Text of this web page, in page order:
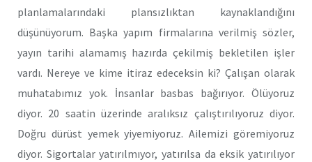
planlamalarındaki plansızlıktan kaynaklandığını
düşünüyorum. Başka yapım firmalarına verilmiş sözler,
yayın tarihi alamamış hazırda çekilmiş bekletilen işler
vardı. Nereye ve kime itiraz edeceksin ki? Çalışan olarak
muhatabımız yok. İnsanlar basbas bağırıyor. Ölüyoruz
diyor. 20 saatin üzerinde aralıksız çalıştırılıyoruz diyor.
Doğru dürüst yemek yiyemiyoruz. Ailemizi göremiyoruz
diyor. Sigortalar yatırılmıyor, yatırılsa da eksik yatırılıyor